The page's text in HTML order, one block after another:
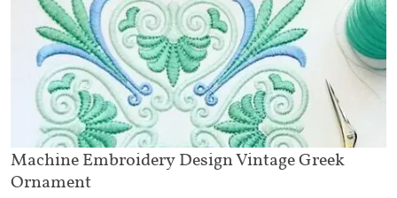
Machine Embroidery Design Vintage Greek
Ornament